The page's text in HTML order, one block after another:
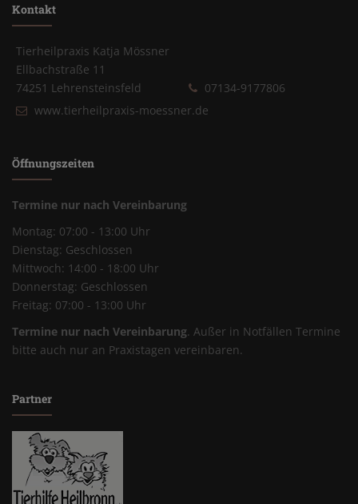
Kontakt
Tierheilpraxis Katja Mössner
Ellbachstraße 11
74251 Lehrensteinsfeld
07134-9177806
www.tierheilpraxis-moessner.de
Öffnungszeiten
Termine nur nach Vereinbarung
Montag: 07:00 - 13:00 Uhr
Dienstag: Geschlossen
Mittwoch: 14:00 - 18:00 Uhr
Donnerstag: Geschlossen
Freitag: 07:00 - 13:00 Uhr
Termine nur nach Vereinbarung. Außer in Notfällen Termine
bitte auch nur an Praxistagen vereinbaren.
Partner